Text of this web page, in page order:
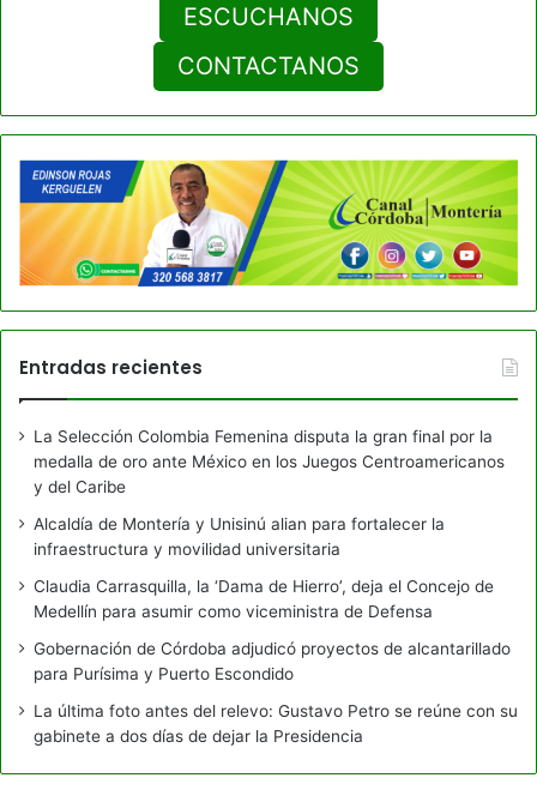
ESCUCHANOS
CONTACTANOS
Entradas recientes
La Selección Colombia Femenina disputa la gran final por la
medalla de oro ante México en los Juegos Centroamericanos
y del Caribe
Alcaldía de Montería y Unisinú alian para fortalecer la
infraestructura y movilidad universitaria
Claudia Carrasquilla, la ‘Dama de Hierro’, deja el Concejo de
Medellín para asumir como viceministra de Defensa
Gobernación de Córdoba adjudicó proyectos de alcantarillado
para Purísima y Puerto Escondido
La última foto antes del relevo: Gustavo Petro se reúne con su
gabinete a dos días de dejar la Presidencia